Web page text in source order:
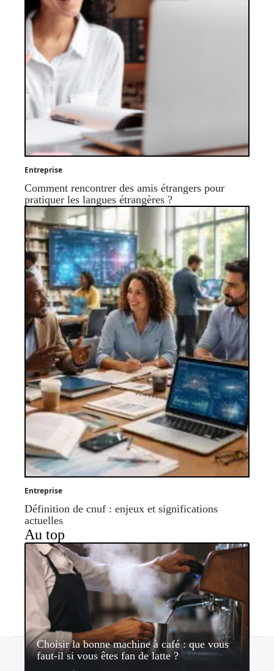
Entreprise
Comment rencontrer des amis étrangers pour
pratiquer les langues étrangères ?
Entreprise
Définition de cnuf : enjeux et significations
actuelles
Au top
Choisir la bonne machine à café : que vous
faut-il si vous êtes fan de latte ?
Contact Mentions légales Sitemap